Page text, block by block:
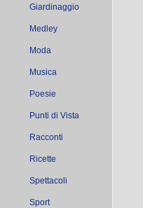
Giardinaggio
Medley
Moda
Musica
Poesie
Punti di Vista
Racconti
Ricette
Spettacoli
Sport